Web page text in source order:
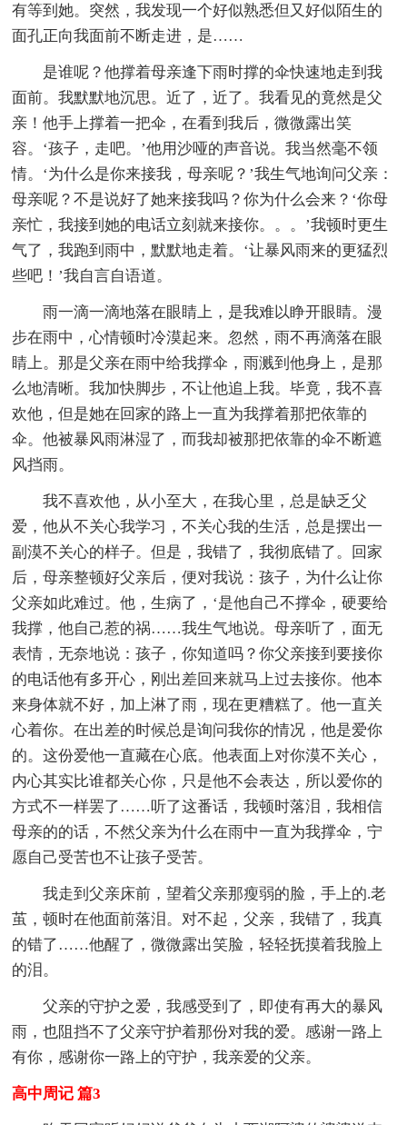
有等到她。突然，我发现一个好似熟悉但又好似陌生的
面孔正向我面前不断走进，是……
是谁呢？他撑着母亲逢下雨时撑的伞快速地走到我
面前。我默默地沉思。近了，近了。我看见的竟然是父
亲！他手上撑着一把伞，在看到我后，微微露出笑
容。‘孩子，走吧。’他用沙哑的声音说。我当然毫不领
情。‘为什么是你来接我，母亲呢？’我生气地询问父亲：
母亲呢？不是说好了她来接我吗？你为什么会来？‘你母
亲忙，我接到她的电话立刻就来接你。。。’我顿时更生
气了，我跑到雨中，默默地走着。‘让暴风雨来的更猛烈
些吧！’我自言自语道。
雨一滴一滴地落在眼睛上，是我难以睁开眼睛。漫
步在雨中，心情顿时冷漠起来。忽然，雨不再滴落在眼
睛上。那是父亲在雨中给我撑伞，雨溅到他身上，是那
么地清晰。我加快脚步，不让他追上我。毕竟，我不喜
欢他，但是她在回家的路上一直为我撑着那把依靠的
伞。他被暴风雨淋湿了，而我却被那把依靠的伞不断遮
风挡雨。
我不喜欢他，从小至大，在我心里，总是缺乏父
爱，他从不关心我学习，不关心我的生活，总是摆出一
副漠不关心的样子。但是，我错了，我彻底错了。回家
后，母亲整顿好父亲后，便对我说：孩子，为什么让你
父亲如此难过。他，生病了，‘是他自己不撑伞，硬要给
我撑，他自己惹的祸……我生气地说。母亲听了，面无
表情，无奈地说：孩子，你知道吗？你父亲接到要接你
的电话他有多开心，刚出差回来就马上过去接你。他本
来身体就不好，加上淋了雨，现在更糟糕了。他一直关
心着你。在出差的时候总是询问我你的情况，他是爱你
的。这份爱他一直藏在心底。他表面上对你漠不关心，
内心其实比谁都关心你，只是他不会表达，所以爱你的
方式不一样罢了……听了这番话，我顿时落泪，我相信
母亲的的话，不然父亲为什么在雨中一直为我撑伞，宁
愿自己受苦也不让孩子受苦。
我走到父亲床前，望着父亲那瘦弱的脸，手上的.老
茧，顿时在他面前落泪。对不起，父亲，我错了，我真
的错了……他醒了，微微露出笑脸，轻轻抚摸着我脸上
的泪。
父亲的守护之爱，我感受到了，即使有再大的暴风
雨，也阻挡不了父亲守护着那份对我的爱。感谢一路上
有你，感谢你一路上的守护，我亲爱的父亲。
高中周记 篇3